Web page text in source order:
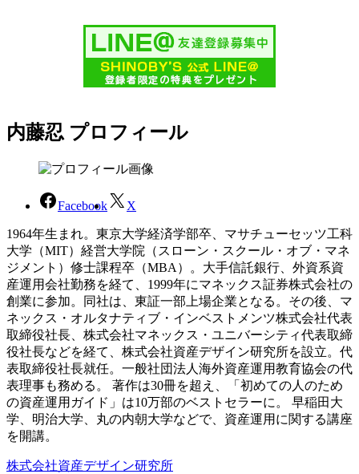
内藤忍 プロフィール
Facebook X
1964年生まれ。東京大学経済学部卒、マサチューセッツ工科
大学（MIT）経営大学院（スローン・スクール・オブ・マネ
ジメント）修士課程卒（MBA）。大手信託銀行、外資系資
産運用会社勤務を経て、1999年にマネックス証券株式会社の
創業に参加。同社は、東証一部上場企業となる。その後、マ
ネックス・オルタナティブ・インベストメンツ株式会社代表
取締役社長、株式会社マネックス・ユニバーシティ代表取締
役社長などを経て、株式会社資産デザイン研究所を設立。代
表取締役社長就任。一般社団法人海外資産運用教育協会の代
表理事も務める。 著作は30冊を超え、「初めての人のため
の資産運用ガイド」は10万部のベストセラーに。 早稲田大
学、明治大学、丸の内朝大学などで、資産運用に関する講座
を開講。
株式会社資産デザイン研究所